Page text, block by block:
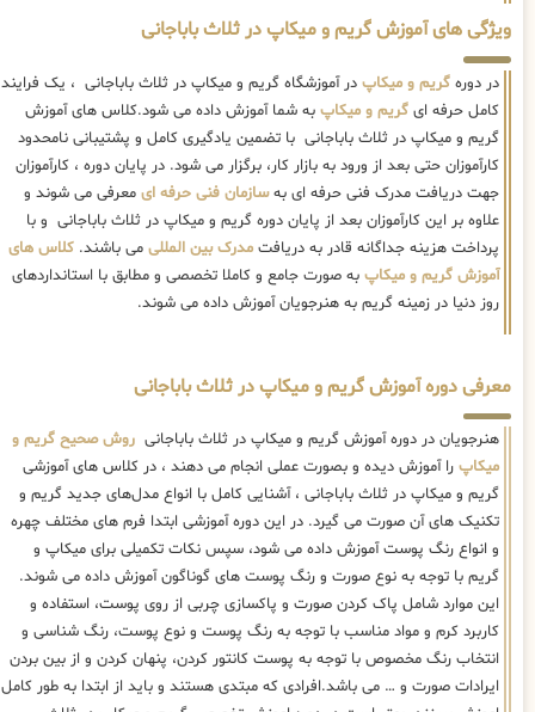
ویژگی های آموزش گریم و میکاپ در ثلاث باباجانی
در دورهگریم و میکاپدر آموزشگاه گریم و میکاپ در ثلاث باباجانی ، یک فرایند
کامل حرفه ایگریم و میکاپبه شما آموزش داده می شود.کلاس های آموزش
گریم و میکاپ در ثلاث باباجانی با تضمین یادگیری کامل و پشتیبانی نامحدود
کارآموزان حتی بعد از ورود به بازار کار، برگزار می شود. در پایان دوره ، کارآموزان
جهت دریافت مدرک فنی حرفه ای بهسازمان فنی حرفه ایمعرفی می شوند و
علاوه بر این کارآموزان بعد از پایان دوره گریم و میکاپ در ثلاث باباجانی و با
پرداخت هزینه جداگانه قادر به دریافتمدرک بین المللیمی باشند.کلاس های
آموزش گریم و میکاپبه صورت جامع و کاملا تخصصی و مطابق با استانداردهای
روز دنیا در زمینه گریم به هنرجویان آموزش داده می شوند.
معرفی دوره آموزش گریم و میکاپ در ثلاث باباجانی
هنرجویان در دوره آموزش گریم و میکاپ در ثلاث باباجانیروش صحیح گریم و
میکاپرا آموزش دیده و بصورت عملی انجام می دهند ، در کلاس های آموزشی
گریم و میکاپ در ثلاث باباجانی ، آشنایی کامل با انواع مدل‌های جدید گریم و
تکنیک های آن صورت می گیرد. در این دوره آموزشی ابتدا فرم های مختلف چهره
و انواع رنگ پوست آموزش داده می شود، سپس نکات تکمیلی برای میکاپ و
گریم با توجه به نوع صورت و رنگ پوست های گوناگون آموزش داده می شوند.
این موارد شامل پاک کردن صورت و پاکسازی چربی از روی پوست، استفاده و
کاربرد کرم و مواد مناسب با توجه به رنگ پوست و نوع پوست، رنگ شناسی و
انتخاب رنگ مخصوص با توجه به پوست کانتور کردن، پنهان کردن و از بین بردن
ایرادات صورت و … می باشد.افرادی که مبتدی هستند و باید از ابتدا به طور کامل